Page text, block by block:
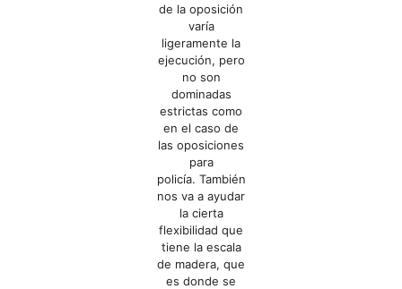
de la oposición
varía
ligeramente la
ejecución, pero
no son
dominadas
estrictas como
en el caso de
las oposiciones
para
policía. También
nos va a ayudar
la cierta
flexibilidad que
tiene la escala
de madera, que
es donde se